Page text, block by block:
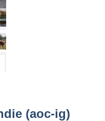
(aoc-ig)